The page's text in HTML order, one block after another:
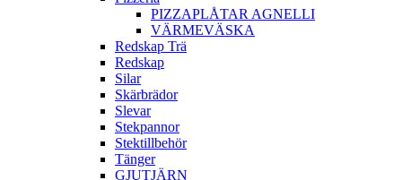
PIZZAPLÅTAR AGNELLI
VÄRMEVÄSKA
Redskap Trä
Redskap
Silar
Skärbrädor
Slevar
Stekpannor
Stektillbehör
Tänger
GJUTJÄRN